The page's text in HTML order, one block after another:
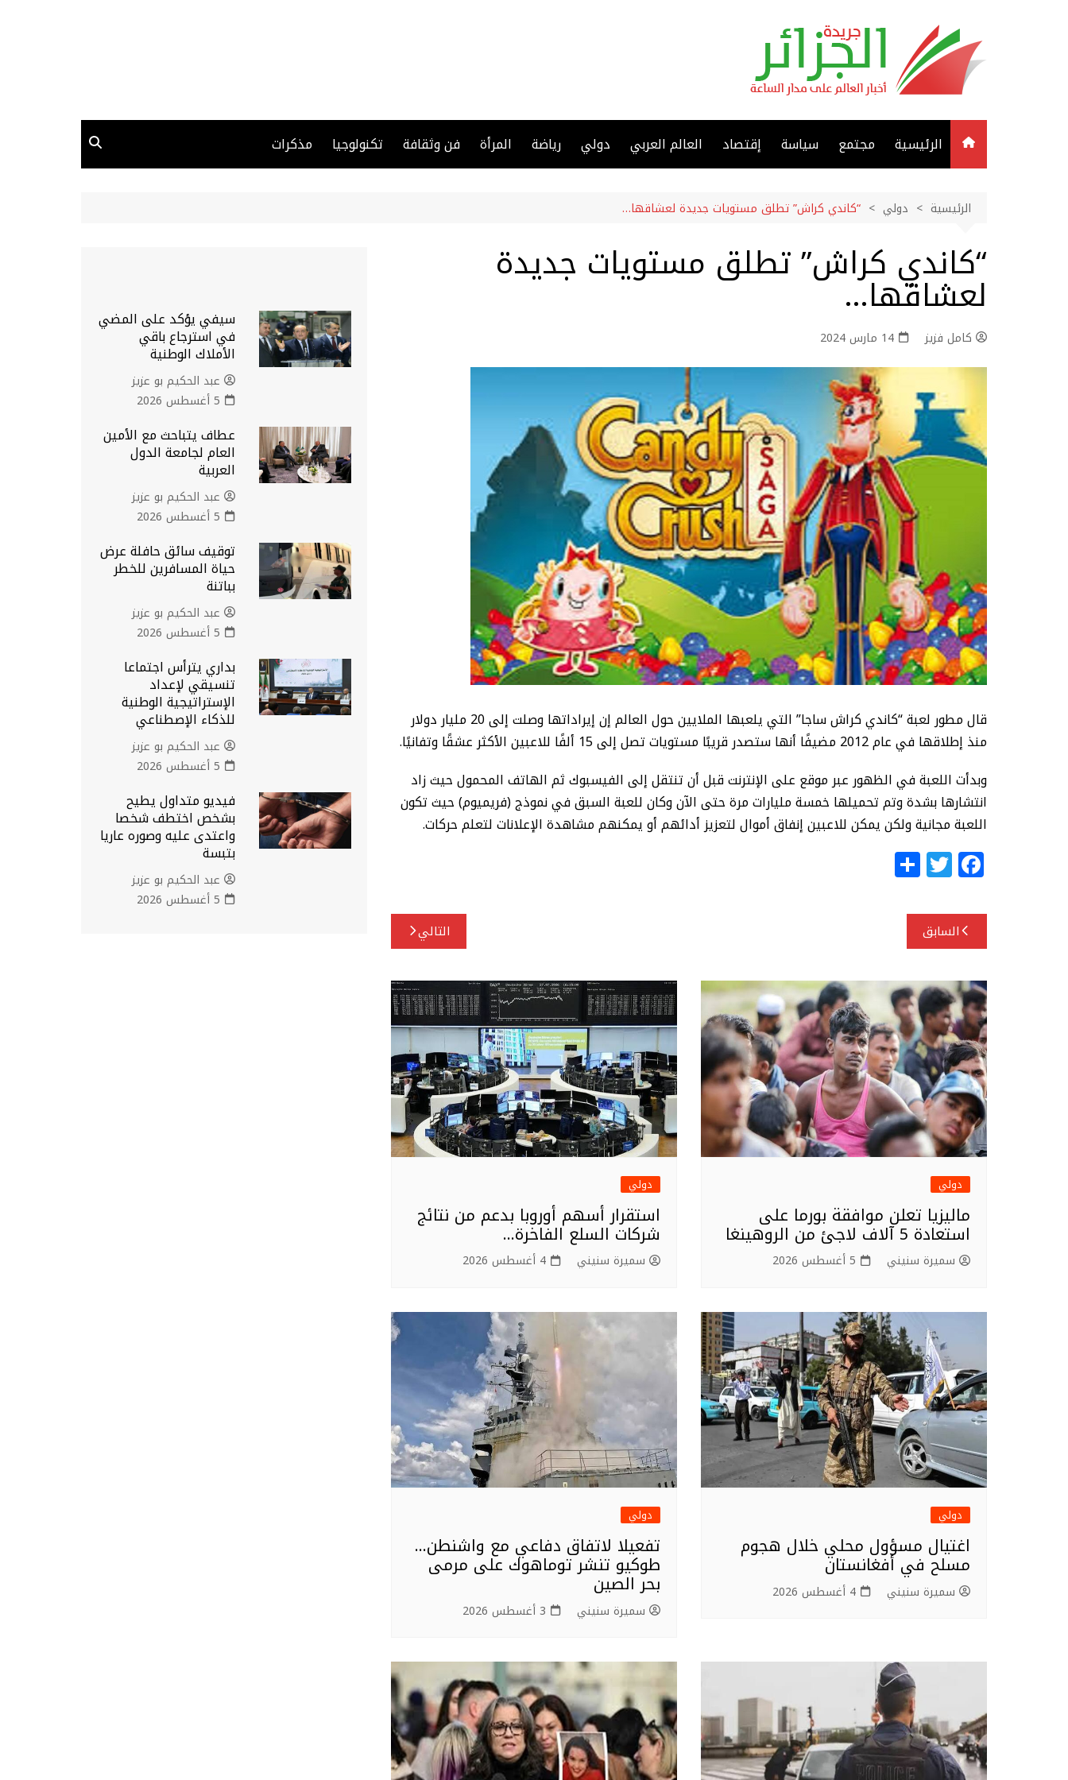
الرئيسية مجتمع سياسة إقتصاد العالم العربي دولي رياضة المرأة فن وثقافة تكنولوجيا مذكرات
الرئيسية دولي “كاندي كراش” تطلق مستويات جديدة لعشاقها‎…
“كاندي كراش” تطلق مستويات جديدة
لعشاقها‎…
كامل فزيز 14 مارس 2024
قال مطور لعبة “كاندي كراش ساجا” التي يلعبها الملايين حول العالم إن إيراداتها وصلت إلى 20 مليار دولار
منذ إطلاقها في عام 2012 مضيفًا أنها ستصدر قريبًا مستويات تصل إلى 15 ألفًا للاعبين الأكثر عشقًا وتفانيًا.
وبدأت اللعبة في الظهور عبر موقع على الإنترنت قبل أن تنتقل إلى الفيسبوك ثم الهاتف المحمول حيث زاد
انتشارها بشدة وتم تحميلها خمسة مليارات مرة حتى الآن وكان للعبة السبق في نموذج (فريميوم) حيث تكون
اللعبة مجانية ولكن يمكن للاعبين إنفاق أموال لتعزيز أدائهم أو يمكنهم مشاهدة الإعلانات لتعلم حركات.
F
a
c
e
o
o
k
T
w
itt
eتصفّح
المقالات
السابق التالي
دولي
ماليزيا تعلن موافقة بورما على
استعادة 5 آلاف لاجئ من الروهينغا
سميرة سنيني 5 أغسطس 2026
دولي
استقرار أسهم أوروبا بدعم من نتائج
شركات السلع الفاخرة…
سميرة سنيني 4 أغسطس 2026
دولي
اغتيال مسؤول محلي خلال هجوم
مسلح في أفغانستان
سميرة سنيني 4 أغسطس 2026
دولي
تفعيلا لاتفاق دفاعي مع واشنطن…
طوكيو تنشر توماهوك على مرمى
بحر الصين
سميرة سنيني 3 أغسطس 2026
سيفي يؤكد على المضي
في استرجاع باقي
الأملاك الوطنية
عبد الحكيم بو عزيز
5 أغسطس 2026
عطاف يتباحث مع الأمين
العام لجامعة الدول
العربية
عبد الحكيم بو عزيز
5 أغسطس 2026
توقيف سائق حافلة عرض
حياة المسافرين للخطر
بباتنة
عبد الحكيم بو عزيز
5 أغسطس 2026
بداري يترأس اجتماعا
تنسيقي لإعداد
الإستراتيجية الوطنية
للذكاء الإصطناعي
عبد الحكيم بو عزيز
5 أغسطس 2026
فيديو متداول يطيح
بشخص اختطف شخصا
واعتدى عليه وصوره عاريا
بتبسة
عبد الحكيم بو عزيز
5 أغسطس 2026